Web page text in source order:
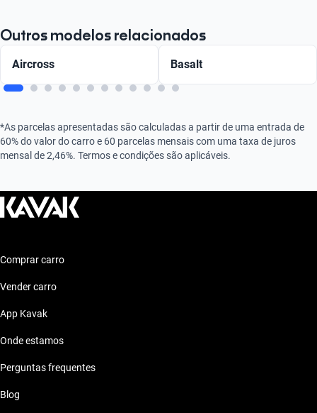
Outros modelos relacionados
Aircross Basalt
*As parcelas apresentadas são calculadas a partir de uma entrada de
60% do valor do carro e 60 parcelas mensais com uma taxa de juros
mensal de 2,46%. Termos e condições são aplicáveis.
Comprar carro
Vender carro
App Kavak
Onde estamos
Perguntas frequentes
Blog